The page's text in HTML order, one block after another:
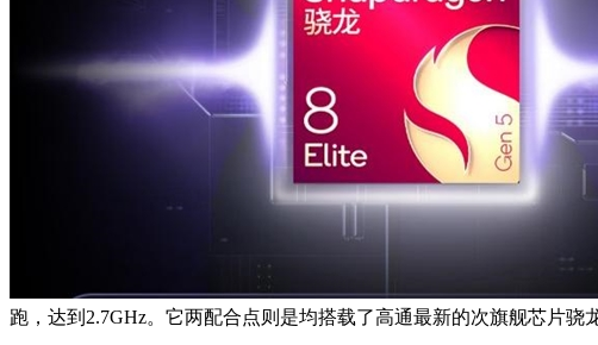
跑，达到2.7GHz。它两配合点则是均搭载了高通最新的次旗舰芯片